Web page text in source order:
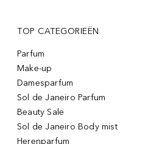
TOP CATEGORIEËN
Parfum
Make-up
Damesparfum
Sol de Janeiro Parfum
Beauty Sale
Sol de Janeiro Body mist
Herenparfum